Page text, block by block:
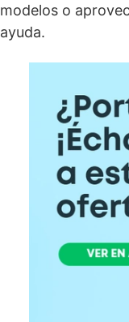
modelos o
ayuda.